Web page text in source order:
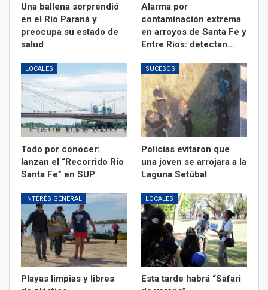
Una ballena sorprendió
en el Río Paraná y
preocupa su estado de
salud
Alarma por
contaminación extrema
en arroyos de Santa Fe y
Entre Ríos: detectan…
LOCALES
Todo por conocer:
lanzan el “Recorrido Río
Santa Fe” en SUP
SUCESOS
Policías evitaron que
una joven se arrojara a la
Laguna Setúbal
INTERÉS GENERAL
Playas limpias y libres
LOCALES
Esta tarde habrá “Safari